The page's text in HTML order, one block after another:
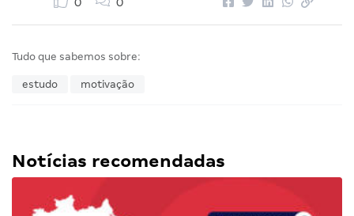
Tudo que sabemos sobre:
estudo motivação
Notícias recomendadas